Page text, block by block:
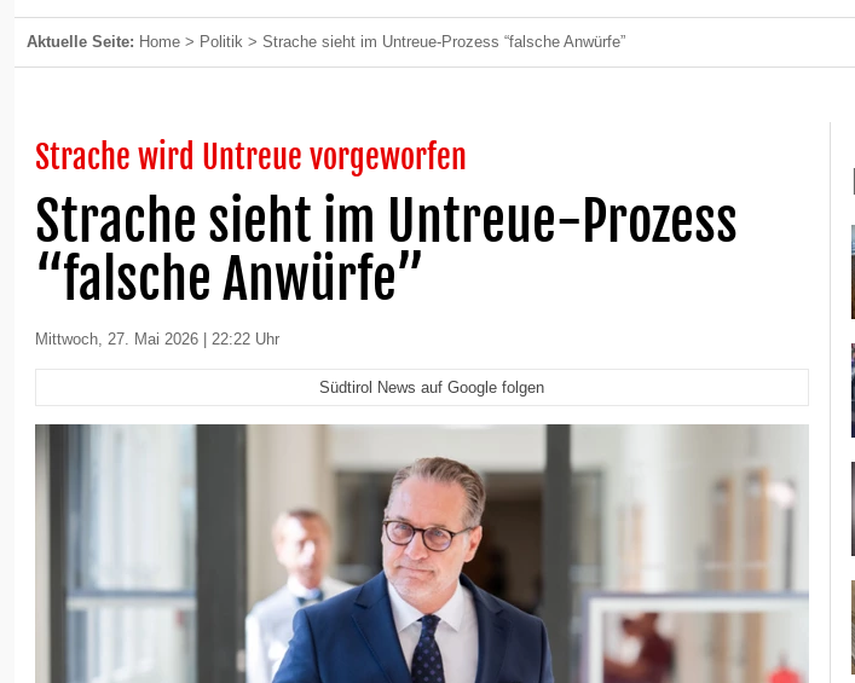
Aktuelle Seite: Home > Politik > Strache sieht im Untreue-Prozess “falsche Anwürfe”
Strache wird Untreue vorgeworfen
Strache sieht im Untreue-Prozess
“falsche Anwürfe”
Mittwoch, 27. Mai 2026 | 22:22 Uhr
Südtirol News auf Google folgen